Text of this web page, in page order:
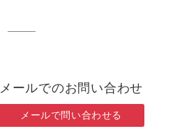
メールでのお問い合わせ
メールで問い合わせる